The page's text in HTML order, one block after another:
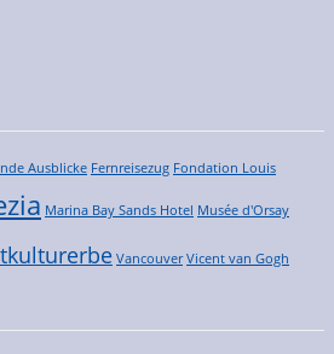
Ausblicke Fernreisezug Fondation Louis
Marina Bay Sands Hotel Musée d'Orsay
Vancouver Vicent van Gogh